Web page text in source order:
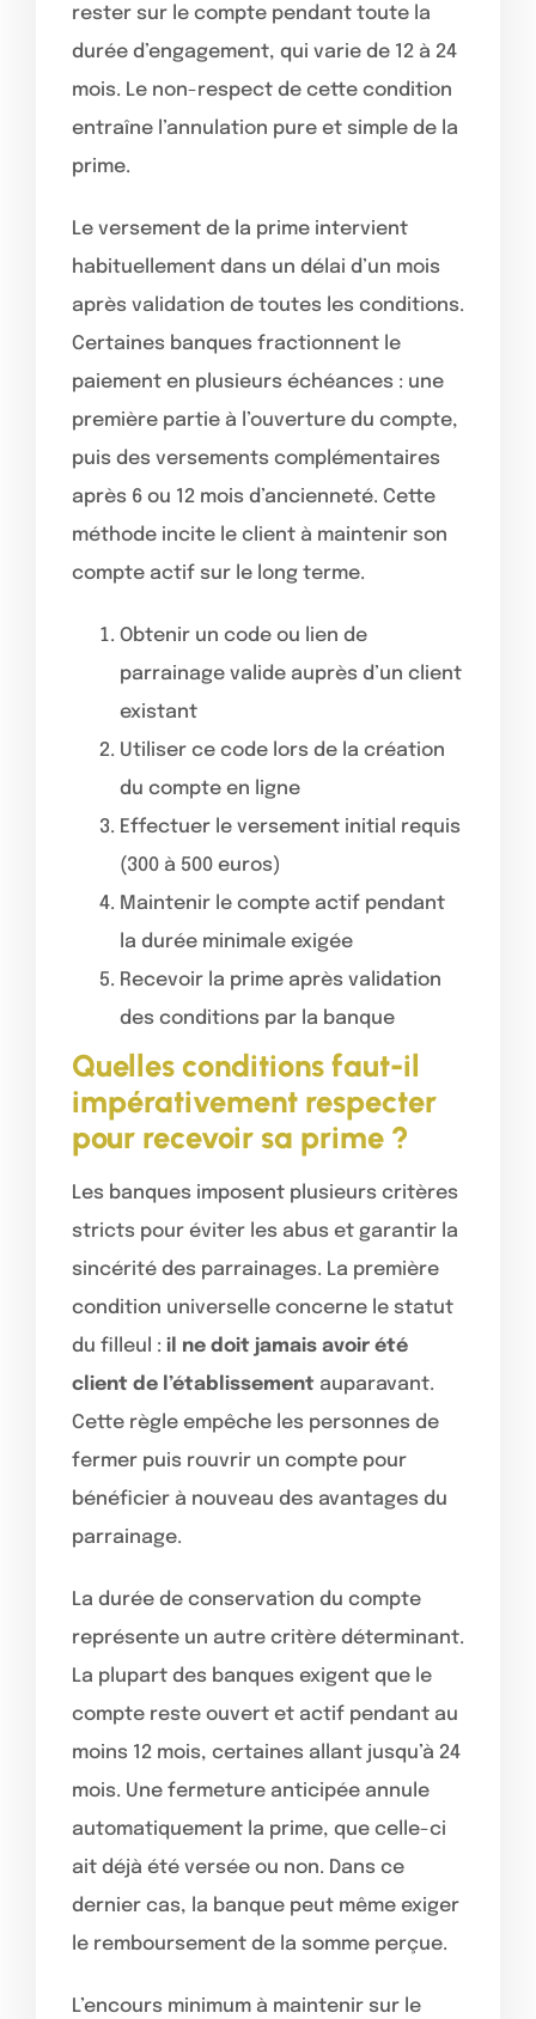
rester sur le compte pendant toute la
durée d’engagement, qui varie de 12 à 24
mois. Le non-respect de cette condition
entraîne l’annulation pure et simple de la
prime.
Le versement de la prime intervient
habituellement dans un délai d’un mois
après validation de toutes les conditions.
Certaines banques fractionnent le
paiement en plusieurs échéances : une
première partie à l’ouverture du compte,
puis des versements complémentaires
après 6 ou 12 mois d’ancienneté. Cette
méthode incite le client à maintenir son
compte actif sur le long terme.
Obtenir un code ou lien de
parrainage valide auprès d’un client
existant
Utiliser ce code lors de la création
du compte en ligne
Effectuer le versement initial requis
(300 à 500 euros)
Maintenir le compte actif pendant
la durée minimale exigée
Recevoir la prime après validation
des conditions par la banque
Quelles conditions faut-il
impérativement respecter
pour recevoir sa prime ?
Les banques imposent plusieurs critères
stricts pour éviter les abus et garantir la
sincérité des parrainages. La première
condition universelle concerne le statut
du filleul : il ne doit jamais avoir été
client de l’établissement auparavant.
Cette règle empêche les personnes de
fermer puis rouvrir un compte pour
bénéficier à nouveau des avantages du
parrainage.
La durée de conservation du compte
représente un autre critère déterminant.
La plupart des banques exigent que le
compte reste ouvert et actif pendant au
moins 12 mois, certaines allant jusqu’à 24
mois. Une fermeture anticipée annule
automatiquement la prime, que celle-ci
ait déjà été versée ou non. Dans ce
dernier cas, la banque peut même exiger
le remboursement de la somme perçue.
L’encours minimum à maintenir sur le